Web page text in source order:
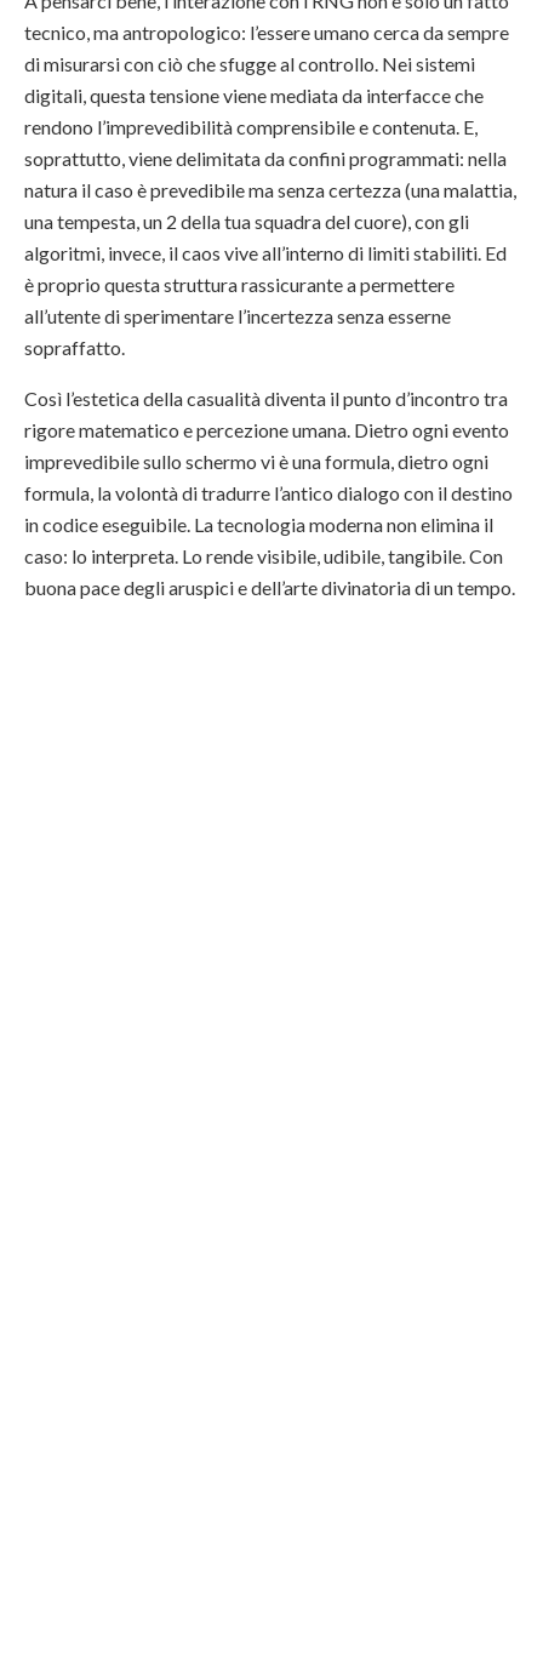
tecnico, ma antropologico: l’essere umano cerca da sempre
di misurarsi con ciò che sfugge al controllo. Nei sistemi
digitali, questa tensione viene mediata da interfacce che
rendono l’imprevedibilità comprensibile e contenuta. E,
soprattutto, viene delimitata da confini programmati: nella
natura il caso è prevedibile ma senza certezza (una malattia,
una tempesta, un 2 della tua squadra del cuore), con gli
algoritmi, invece, il caos vive all’interno di limiti stabiliti. Ed
è proprio questa struttura rassicurante a permettere
all’utente di sperimentare l’incertezza senza esserne
sopraffatto.
Così l’estetica della casualità diventa il punto d’incontro tra
rigore matematico e percezione umana. Dietro ogni evento
imprevedibile sullo schermo vi è una formula, dietro ogni
formula, la volontà di tradurre l’antico dialogo con il destino
in codice eseguibile. La tecnologia moderna non elimina il
caso: lo interpreta. Lo rende visibile, udibile, tangibile. Con
buona pace degli aruspici e dell’arte divinatoria di un tempo.